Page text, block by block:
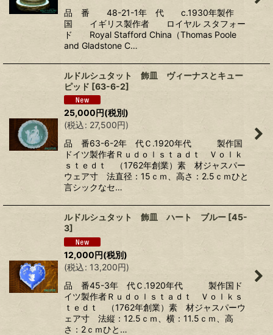
品 番 48-21-1年 代 c.1930年製作
国 イギリス製作者 ロイヤル スタフォー
ド Royal Stafford China（Thomas Poole
and Gladstone C…
ルドルシュタット 飾皿 ヴィーナスとキュー
ピッド [63-6-2]
25,000円(税別)
(税込: 27,500円)
品 番63-6-2年 代Ｃ.1920年代 製作国
ドイツ製作者Ｒｕｄｏｌｓｔａｄｔ Ｖｏｌｋ
ｓｔｅｄｔ （1762年創業）素 材ジャスパー
ウェア寸 法直径：15ｃｍ、高さ：2.5ｃｍひと
言シックなセ…
ルドルシュタット 飾皿 ハート ブルー [45-
3]
12,000円(税別)
(税込: 13,200円)
品 番45-3年 代Ｃ.1920年代 製作国ド
イツ製作者Ｒｕｄｏｌｓｔａｄｔ Ｖｏｌｋｓ
ｔｅｄｔ （1762年創業）素 材ジャスパーウ
ェア寸 法縦：12.5ｃｍ、横：11.5ｃｍ、高
さ：2ｃｍひと…